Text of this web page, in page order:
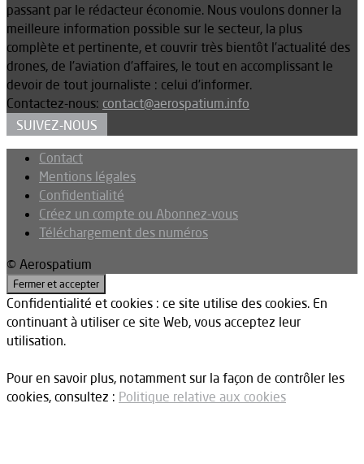
passant par le rédacteur économie. Nous voulons donner la
meilleure information possible sur le secteur, la plus
complète et pertinente, et couvrir très bientôt l’actualité des
drones, de l’aviation d’affaires, le tout en accomplissant le
devoir de tout journaliste : celui d’informer.
Contactez-nous: contact@aerospatium.info
SUIVEZ-NOUS
Contact
Mentions légales
Confidentialité
Créez un compte ou Abonnez-vous
Téléchargement des numéros
© Aerospatium
Confidentialité et cookies : ce site utilise des cookies. En
continuant à utiliser ce site Web, vous acceptez leur
utilisation.
Pour en savoir plus, notamment sur la façon de contrôler les
cookies, consultez : Politique relative aux cookies